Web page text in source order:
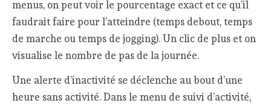
menus, on peut voir le pourcentage exact et ce qu’il
faudrait faire pour l’atteindre (temps debout, temps
de marche ou temps de jogging). Un clic de plus et on
visualise le nombre de pas de la journée.
Une alerte d’inactivité se déclenche au bout d’une
heure sans activité. Dans le menu de suivi d’activité,